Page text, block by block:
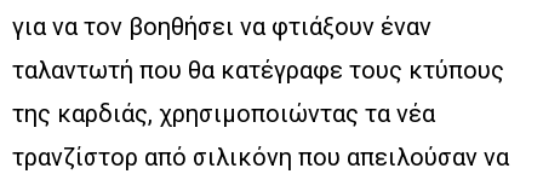
για να τον βοηθήσει να φτιάξουν έναν
ταλαντωτή που θα κατέγραφε τους κτύπους
της καρδιάς, χρησιμοποιώντας τα νέα
τρανζίστορ από σιλικόνη που απειλούσαν να